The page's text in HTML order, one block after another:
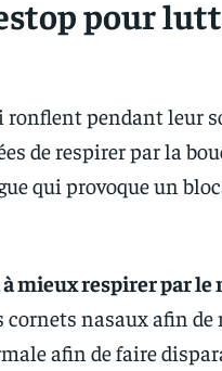
pour
ronflent pendant leur
de respirer par la
qui provoque un
mieux respirer par le
cornets nasaux afin
afin de faire